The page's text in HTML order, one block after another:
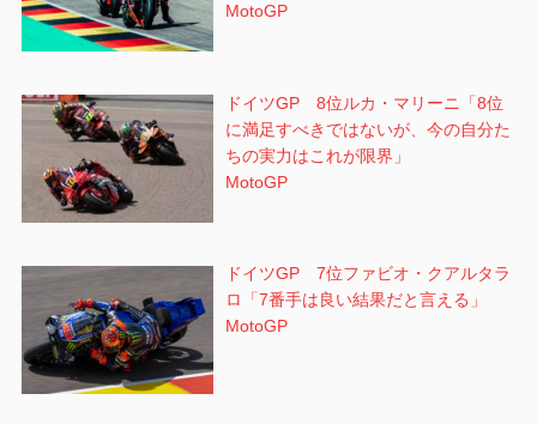
MotoGP
ドイツGP 8位ルカ・マリーニ「8位
に満足すべきではないが、今の自分た
ちの実力はこれが限界」
MotoGP
ドイツGP 7位ファビオ・クアルタラ
ロ「7番手は良い結果だと言える」
MotoGP